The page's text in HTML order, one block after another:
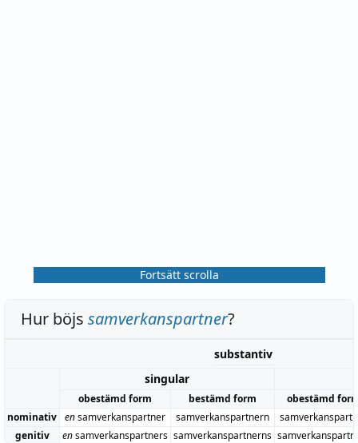
Fortsätt scrolla
Hur böjs samverkanspartner?
substantiv
singular
obestämd form bestämd form
obestämd
nominativ ensamverkanspartner samverkanspartnern
genitiv
ensamverkanspartners samverkanspartnerns